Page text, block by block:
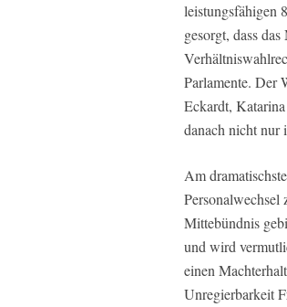
leistungsfähigen
gesorgt, dass
Parlamente. Der
Eckardt,
danach nicht nur
Am
Mittebündnis
und wird
einen
Unregierbarkeit